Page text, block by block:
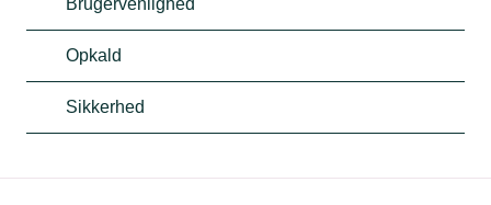
Opkald
Sikkerhed